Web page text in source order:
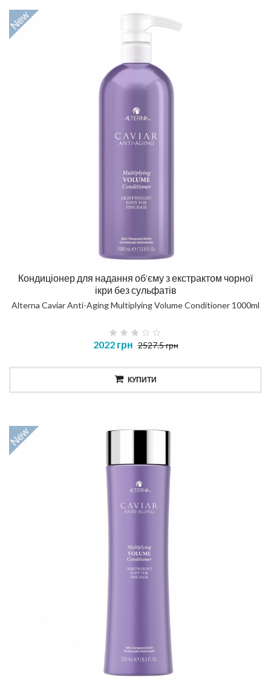
Кондиціонер для надання об'єму з екстрактом чорної
ікри без сульфатів
Alterna Caviar Anti-Aging Multiplying Volume Conditioner 1000ml
2022 грн 2527.5 грн
КУПИТИ